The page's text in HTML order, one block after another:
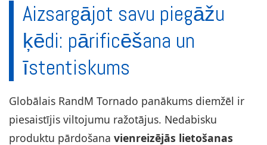
Aizsargājot savu piegāžu
ķēdi: pārificēšana un
īstentiskums
Globālais RandM Tornado panākums diemžēl ir
piesaistījis viltojumu ražotājus. Nedabisku
produktu pārdošana vienreizējās lietošanas